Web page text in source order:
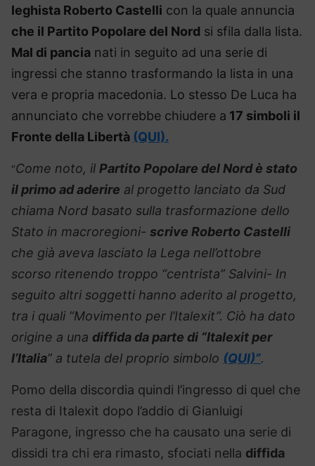
leghista Roberto Castelli con la quale annuncia
che il Partito Popolare del Nord si sfila dalla lista.
Mal di pancia nati in seguito ad una serie di
ingressi che stanno trasformando la lista in una
vera e propria macedonia. Lo stesso De Luca ha
annunciato che vorrebbe chiudere a 17 simboli il
Fronte della Libertà (QUI).
“Come noto, il Partito Popolare del Nord è stato
il primo ad aderire al progetto lanciato da Sud
chiama Nord basato sulla trasformazione dello
Stato in macroregioni- scrive Roberto Castelli
che già aveva lasciato la Lega nell’ottobre
scorso ritenendo troppo “centrista” Salvini- In
seguito altri soggetti hanno aderito al progetto,
tra i quali “Movimento per l’Italexit”. Ciò ha dato
origine a una diffida da parte di “Italexit per
l’Italia” a tutela del proprio simbolo (QUI)”.
Pomo della discordia quindi l’ingresso di quel che
resta di Italexit dopo l’addio di Gianluigi
Paragone, ingresso che ha causato una serie di
dissidi tra chi era rimasto, sfociati nella diffida